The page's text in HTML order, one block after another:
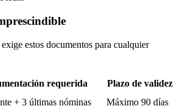
estos documentos para cualquier
requerida
Plazo de validez
+ 3 últimas nóminas
Máximo 90 días